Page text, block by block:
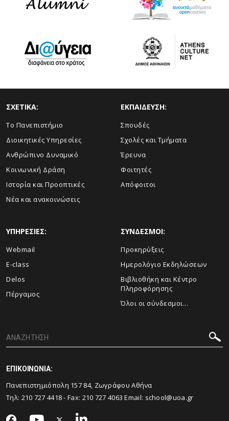
ΣΧΕΤΙΚΑ:
Το Πανεπιστήμιο
Διοικητικές Υπηρεσίες
Ανθρώπινο Δυναμικό
Κοινωνική Δράση
Ιστορία και Προοπτικές
Νέα και ανακοινώσεις
ΕΚΠΑΙΔΕΥΣΗ:
Σπουδές
Σχολές και Τμήματα
Έρευνα
Φοιτητές
Απόφοιτοι
ΥΠΗΡΕΣΙΕΣ:
Webmail
E-class
Delos
Πέργαμος
ΣΥΝΔΕΣΜΟΙ:
Προκηρύξεις
Ημερολόγιο Εκδηλώσεων
Βιβλιοθήκη και Κέντρο
Πληροφόρησης
Όλοι οι σύνδεσμοι...
ΕΠΙΚΟΙΝΩΝΙΑ:
Πανεπιστημιόπολη 157 84, Ζωγράφου Αθήνα
Τηλ: 210 727 4418- Fax: 210 727 4063 Email: school@uoa.gr